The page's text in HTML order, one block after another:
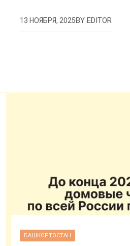
13 НОЯБРЯ, 2025BYEDITOR
БАШКОРТОСТАН